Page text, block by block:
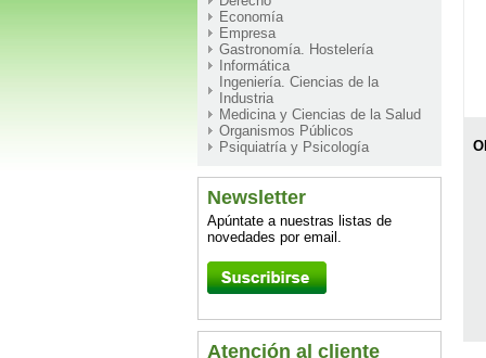
Economía
Empresa
Gastronomía. Hostelería
Informática
Ingeniería. Ciencias de la
Industria
Medicina y Ciencias de la Salud
Organismos Públicos
Psiquiatría y Psicología
Newsletter
Apúntate a nuestras listas de
novedades por email.
Atención al cliente